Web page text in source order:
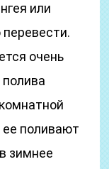
или
перевести.
очень
поливают
зимнее